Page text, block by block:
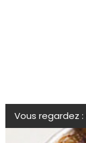
Vous regardez :